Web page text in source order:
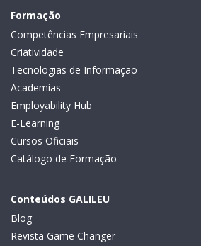
Formação
Competências Empresariais
Criatividade
Tecnologias de Informação
Academias
Employability Hub
E-Learning
Cursos Oficiais
Catálogo de Formação
Conteúdos GALILEU
Blog
Revista Game Changer